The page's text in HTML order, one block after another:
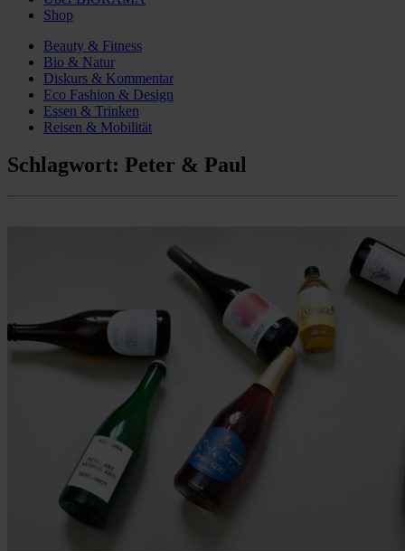
Shop
Beauty & Fitness
Bio & Natur
Diskurs & Kommentar
Eco Fashion & Design
Essen & Trinken
Reisen & Mobilität
Schlagwort: Peter & Paul